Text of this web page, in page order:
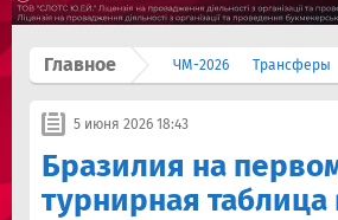
Главное ЧМ-2026 Трансферы
5 июня 2026 18:43
Бразилия на
турнирная